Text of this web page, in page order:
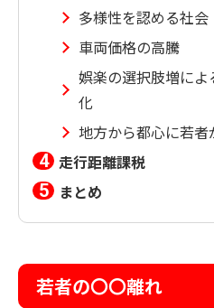
多様性を認める社会
車両価格の高騰
娯楽の選択肢増に
化
地方から都心に若者
走行距離課税
まとめ
若者の〇〇離れ